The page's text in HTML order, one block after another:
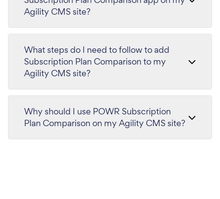
Agility CMS site?
What steps do I need to follow to add
Subscription Plan Comparison to my
Agility CMS site?
Why should I use POWR Subscription
Plan Comparison on my Agility CMS site?